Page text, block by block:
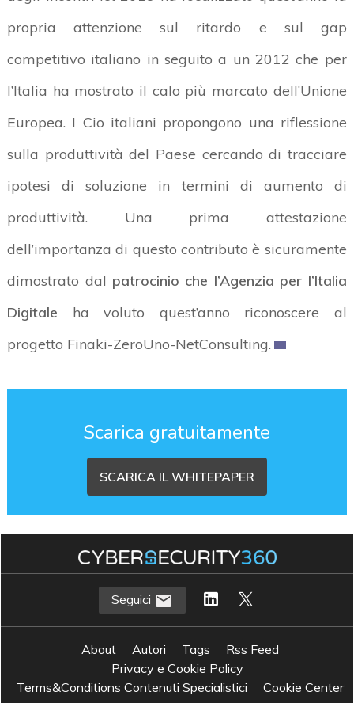
propria attenzione sul ritardo e sul gap
competitivo italiano in seguito a un 2012 che per
l’Italia ha mostrato il calo più marcato dell’Unione
Europea. I Cio italiani propongono una riflessione
sulla produttività del Paese cercando di tracciare
ipotesi di soluzione in termini di aumento di
produttività. Una prima attestazione
dell’importanza di questo contributo è sicuramente
dimostrato dal patrocinio che l’Agenzia per l’Italia
Digitale ha voluto quest’anno riconoscere al
progetto Finaki-ZeroUno-NetConsulting.
Scarica gratuitamente
SCARICA IL WHITEPAPER
Seguici
About Autori Tags
Rss Feed
Privacy e Cookie Policy
Terms&Conditions Contenuti Specialistici
Cookie Center